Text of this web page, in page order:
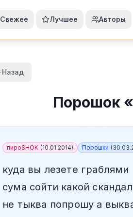
Свежее Лучшее Авторы
Назад
Порошок «
пироSHOK (10.01.2014) Порошки (
куда вы лезете граблями
сума сойти какой скандал
не тыква попрошу а